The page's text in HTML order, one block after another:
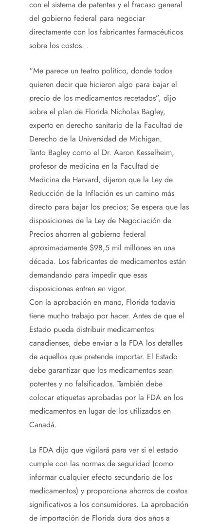
con el sistema de patentes y el fracaso general
del gobierno federal para negociar
directamente con los fabricantes farmacéuticos
sobre los costos. .
“Me parece un teatro político, donde todos
quieren decir que hicieron algo para bajar el
precio de los medicamentos recetados”, dijo
sobre el plan de Florida Nicholas Bagley,
experto en derecho sanitario de la Facultad de
Derecho de la Universidad de Michigan.
Tanto Bagley como el Dr. Aaron Kesselheim,
profesor de medicina en la Facultad de
Medicina de Harvard, dijeron que la Ley de
Reducción de la Inflación es un camino más
directo para bajar los precios; Se espera que las
disposiciones de la Ley de Negociación de
Precios ahorren al gobierno federal
aproximadamente $98,5 mil millones en una
década. Los fabricantes de medicamentos están
demandando para impedir que esas
disposiciones entren en vigor.
Con la aprobación en mano, Florida todavía
tiene mucho trabajo por hacer. Antes de que el
Estado pueda distribuir medicamentos
canadienses, debe enviar a la FDA los detalles
de aquellos que pretende importar. El Estado
debe garantizar que los medicamentos sean
potentes y no falsificados. También debe
colocar etiquetas aprobadas por la FDA en los
medicamentos en lugar de los utilizados en
Canadá.
La FDA dijo que vigilará para ver si el estado
cumple con las normas de seguridad (como
informar cualquier efecto secundario de los
medicamentos) y proporciona ahorros de costos
significativos a los consumidores. La aprobación
de importación de Florida dura dos años a